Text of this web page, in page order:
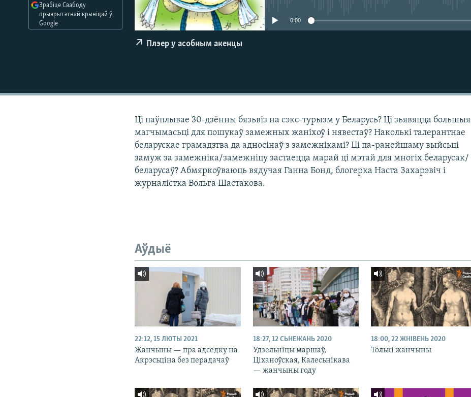
КАЛЯНДАР
НА ХВАЛЯХ СВАБОДЫ
0:00
Плэер у асобным акенцы
Зрабіце Свабоду
прыярытэтнай крыніцай ў
Google
Ці паўплывае 30-дзённы бязьвіз на сэкс-турызм у Беларусь? Ці зьявяцца большыя
магчымасьці для пошукаў замежных жаніхоў і нявестаў? Наколькі талерантнае
беларускае грамадзтва да адносінаў з замежнікамі? Ці па-ранейшаму выйсьці
замуж за замежніка/замежніцу застаецца марай ці мэтай для многіх беларусак/
беларусаў? Абмяркоўваюць вядучая Ганна Бонд, блогерка Наста Захарэвіч і
журналістка Вольга Шастакова.
Аўдыё
22:12, 15 ЛЮТЫ 2021
Жанчыны — пра адседку на
Акрэсьціна без перадачаў
18:27, 12 СЬНЕЖАНЬ 2020
Удзельніцы маршаў,
Ціханоўская, Калесьнікава
— жанчыны году
18:00, 22 ЖНІВЕНЬ 2020
Толькі жанчыны